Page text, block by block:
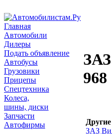
Главная
Автомобили
Дилеры
Подать объявление
Автобусы
Грузовики
Прицепы
Спецтехника
Колеса,
шины, диски
Запчасти
Автофирмы
ЗАЗ
968
ЗАЗ